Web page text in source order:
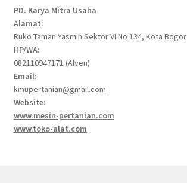
PD. Karya Mitra Usaha
Alamat:
Ruko Taman Yasmin Sektor VI No 134, Kota Bogor
HP/WA:
082110947171 (Alven)
Email:
kmupertanian@gmail.com
Website:
www.mesin-pertanian.com
www.toko-alat.com